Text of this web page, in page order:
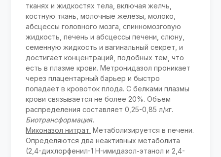
тканях и жидкостях тела, включая желчь,
костную ткань, молочные железы, молоко,
абсцессы головного мозга, спинномозговую
жидкость, печень и абсцессы печени, слюну,
семенную жидкость и вагинальный секрет, и
достигает концентраций, подобных тем, что
есть в плазме крови. Метронидазол проникает
через плацентарный барьер и быстро
попадает в кровоток плода. С белками плазмы
крови связывается не более 20%. Объем
распределения составляет 0,25-0,85 л/кг.
Биотрансформация.
Миконазол нитрат. Метаболизируется в печени.
Определяются два неактивных метаболита
(2,4-дихлорфенил-1 H-имидазол-этанол и 2,4-